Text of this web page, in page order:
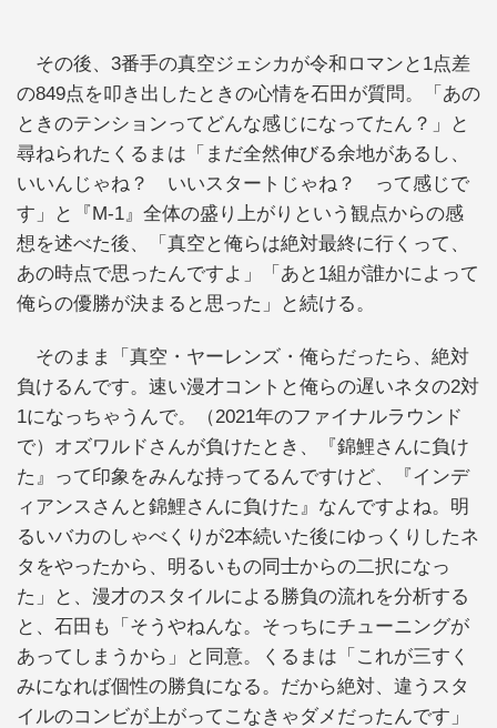
その後、3番手の真空ジェシカが令和ロマンと1点差
の849点を叩き出したときの心情を石田が質問。「あの
ときのテンションってどんな感じになってたん？」と
尋ねられたくるまは「まだ全然伸びる余地があるし、
いいんじゃね？ いいスタートじゃね？ って感じで
す」と『M‐1』全体の盛り上がりという観点からの感
想を述べた後、「真空と俺らは絶対最終に行くって、
あの時点で思ったんですよ」「あと1組が誰かによって
俺らの優勝が決まると思った」と続ける。
そのまま「真空・ヤーレンズ・俺らだったら、絶対
負けるんです。速い漫才コントと俺らの遅いネタの2対
1になっちゃうんで。（2021年のファイナルラウンド
で）オズワルドさんが負けたとき、『錦鯉さんに負け
た』って印象をみんな持ってるんですけど、『インデ
ィアンスさんと錦鯉さんに負けた』なんですよね。明
るいバカのしゃべくりが2本続いた後にゆっくりしたネ
タをやったから、明るいもの同士からの二択になっ
た」と、漫才のスタイルによる勝負の流れを分析する
と、石田も「そうやねんな。そっちにチューニングが
あってしまうから」と同意。くるまは「これが三すく
みになれば個性の勝負になる。だから絶対、違うスタ
イルのコンビが上がってこなきゃダメだったんです」